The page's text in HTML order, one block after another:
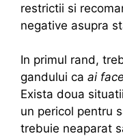
restrictii si
negative asupra
In primul rand,
gandului ca ai
Exista doua
un pericol pentru
trebuie neaparat